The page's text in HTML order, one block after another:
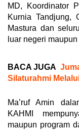
MD, Koordinator
Kurnia Tandjung,
Mastura dan
luar negeri
BACA JUGA
Silaturahmi
Ma’ruf Amin
KAHMI
maupun program